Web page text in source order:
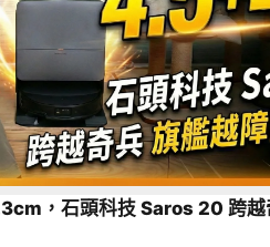
，石頭科技 Saros 20 跨越